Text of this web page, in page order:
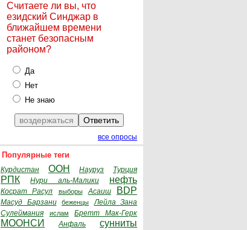
Считаете ли вы, что
езидский Синджар в
ближайшем времени
станет безопасным
районом?
Да
Нет
Не знаю
все опросы
Популярные теги
Курдистан ООН Науруз Турция
РПК Нури аль-Малики нефть
Косрат Расул выборы Асаиш BDP
Масуд Барзани беженцы
Лейла Зана
Сулеймания
ислам Бретт Мак-Герк
МООНСИ Анфаль сунниты